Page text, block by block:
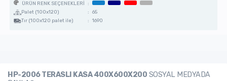
ÜRÜN RENK SEÇENEKLERİ :
Palet (100x120)
: 65
Tır (100x120 palet ile)
: 1690
HP-2006 TERASLI KASA 400X600X200 SOSYAL MEDYADA